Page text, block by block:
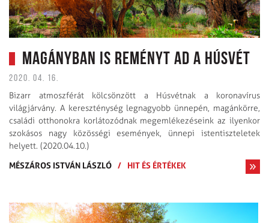
Magányban is reményt ad a húsvét
2020. 04. 16.
Bizarr atmoszférát kölcsönzött a Húsvétnak a koronavírus
világjárvány. A kereszténység legnagyobb ünnepén, magánkörre,
családi otthonokra korlátozódnak megemlékezéseink az ilyenkor
szokásos nagy közösségi események, ünnepi istentiszteletek
helyett. (2020.04.10.)
MÉSZÁROS ISTVÁN LÁSZLÓ / HIT ÉS ÉRTÉKEK